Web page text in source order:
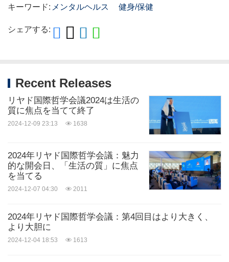
キーワード: メンタルヘルス 健身/保健
シェアする:
Recent Releases
リヤド国際哲学会議2024は生活の
質に焦点を当てて終了
2024-12-09 23:13 1638
2024年リヤド国際哲学会議：魅力
的な開会日、「生活の質」に焦点
を当てる
2024-12-07 04:30 2011
2024年リヤド国際哲学会議：第4回目はより大きく、
より大胆に
2024-12-04 18:53 1613